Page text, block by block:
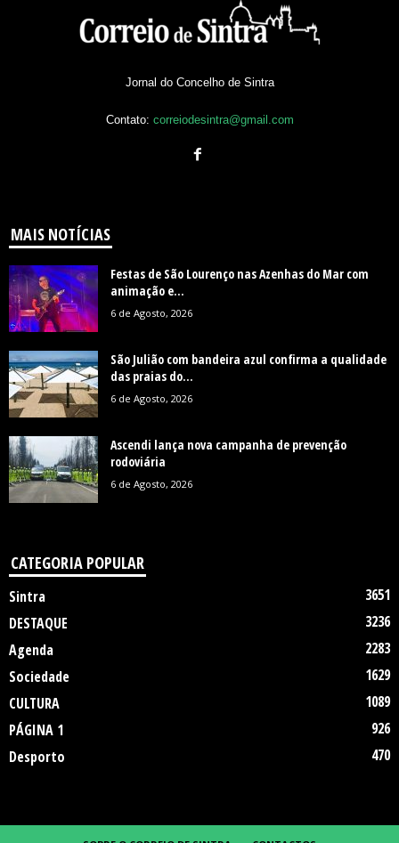
Jornal do Concelho de Sintra
Contato: correiodesintra@gmail.com
MAIS NOTÍCIAS
Festas de São Lourenço nas Azenhas do Mar com
animação e...
6 de Agosto, 2026
São Julião com bandeira azul confirma a qualidade
das praias do...
6 de Agosto, 2026
Ascendi lança nova campanha de prevenção
rodoviária
6 de Agosto, 2026
CATEGORIA POPULAR
Sintra
3651
DESTAQUE
3236
Agenda
2283
Sociedade
1629
CULTURA
1089
PÁGINA 1
926
Desporto
470